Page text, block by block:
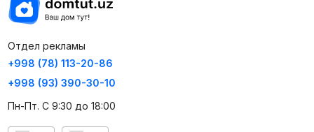
Отдел рекламы
+998 (78) 113-20-86
+998 (93) 390-30-10
Пн-Пт. С 9:30 до 18:00